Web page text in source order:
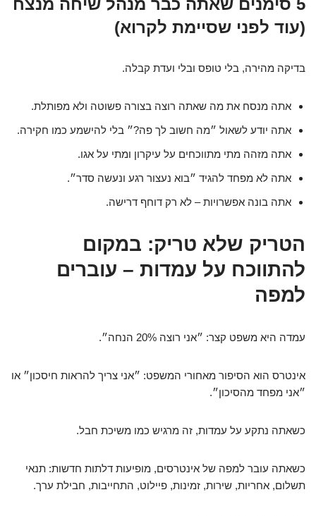
(עוד לפני שסיימת לקרוא)
בדיקה מהירה, בלי טופס ובלי ועדת קבלה.
אתה מנסח את מה שאתה רוצה בצורה פשוטה ולא מפותלת.
אתה יודע לשאול ״מה חשוב לך פה?״ בלי להישמע כמו חקירה.
אתה מזהה מתי מתווכחים על עיקרון ומתי על אגו.
אתה לא מפחד להגיד ״בוא נעצור רגע ונעשה סדר״.
אתה בונה אפשרויות – לא רק דוחף דרישה.
הטריק שלא טריק: במקום
להתווכח על עמדות – עוברים
למפה
עמדה היא משפט קצר: ״אני רוצה 20% הנחה״.
אינטרס הוא הסיפור מאחורי המשפט: ״אני צריך להראות חיסכון״ או
״אני מפחד מהסיכון״.
כשאתה נתקע על עמדות, זה מרגיש כמו משיכת חבל.
כשאתה עובר למפה של אינטרסים, מופיעות דלתות חדשות: תנאי
תשלום, אחריות, שירות, זמינות, פיילוט, התחייבות, חבילת ערך.